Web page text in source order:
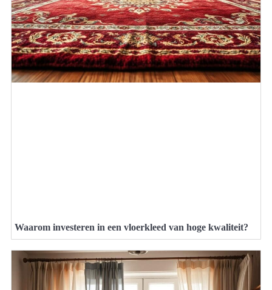
Waarom investeren in een vloerkleed van hoge kwaliteit?